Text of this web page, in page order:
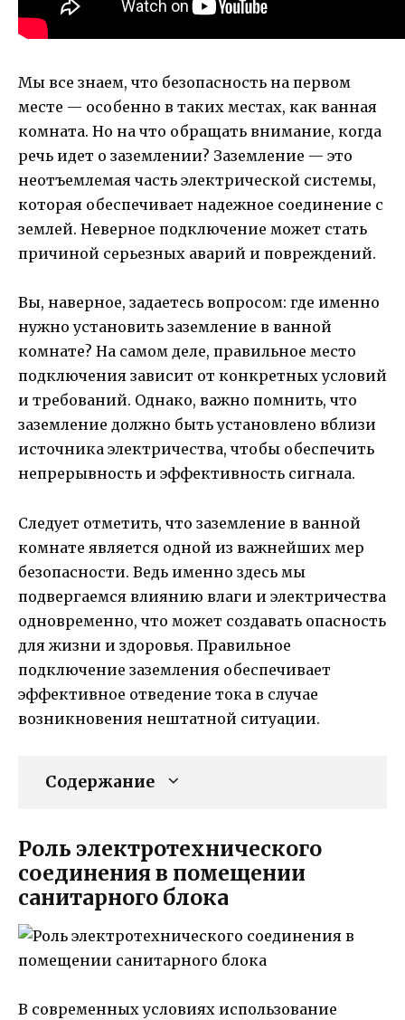
Мы все знаем, что безопасность на первом
месте — особенно в таких местах, как ванная
комната. Но на что обращать внимание, когда
речь идет о заземлении? Заземление — это
неотъемлемая часть электрической системы,
которая обеспечивает надежное соединение с
землей. Неверное подключение может стать
причиной серьезных аварий и повреждений.
Вы, наверное, задаетесь вопросом: где именно
нужно установить заземление в ванной
комнате? На самом деле, правильное место
подключения зависит от конкретных условий
и требований. Однако, важно помнить, что
заземление должно быть установлено вблизи
источника электричества, чтобы обеспечить
непрерывность и эффективность сигнала.
Следует отметить, что заземление в ванной
комнате является одной из важнейших мер
безопасности. Ведь именно здесь мы
подвергаемся влиянию влаги и электричества
одновременно, что может создавать опасность
для жизни и здоровья. Правильное
подключение заземления обеспечивает
эффективное отведение тока в случае
возникновения нештатной ситуации.
Содержание
Роль электротехнического
соединения в помещении
санитарного блока
В современных условиях использование